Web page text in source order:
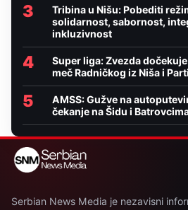
3
Tribina u Nišu: Pobediti
solidarnost, sabornost,
inkluzivnost
4
Super liga: Zvezda
meč Radničkog iz Niša i
5
AMSS: Gužve na
čekanje na Šidu i
Serbian News Media je nezavisni